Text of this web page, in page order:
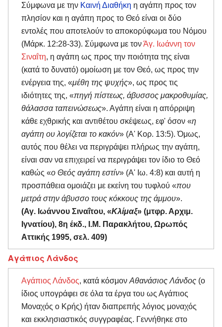
Σύμφωνα με την Καινή Διαθήκη η αγάπη προς τον
πλησίον και η αγάπη προς το Θεό είναι οι δύο
εντολές που αποτελούν το αποκορύφωμα του Νόμου
(Μάρκ. 12:28-33). Σύμφωνα με τονΆγ. Ιωάννη τον
Σιναΐτη, η αγάπη ως προς την ποιότητα της είναι
(κατά το δυνατό) ομοίωση με τον Θεό, ως προς την
ενέργεια της, «μέθη της ψυχής», ως προς τις
ιδιότητες της, «πηγή πίστεως, άβυσσος μακροθυμίας,
θάλασσα ταπεινώσεως». Αγάπη είναι η απόρριψη
κάθε εχθρικής και αντιθέτου σκέψεως, εφ' όσον «η
αγάπη ου λογίζεται το κακόν» (Α' Κορ. 13:5). Όμως,
αυτός που θέλει να περιγράψει πλήρως την αγάπη,
είναι σαν να επιχειρεί να περιγράψει τον ίδιο το Θεό
καθώς «ο Θεός αγάπη εστίν» (Α' Ιω. 4:8) και αυτή η
προσπάθεια ομοιάζει με εκείνη του τυφλού «που
μετρά στην άβυσσο τους κόκκους της άμμου».
(Αγ. Ιωάννου Σιναΐτου, «Κλίμαξ» (μτφρ. Αρχιμ.
Ιγνατίου), 8η έκδ., Ι.Μ. Παρακλήτου, Ωρωπός
Αττικής 1995, σελ. 409)
Αγάπιος Λάνδος
Αγάπιος Λάνδος, κατά κόσμον Αθανάσιος Λάνδος (ο
ίδιος υπογράφει σε όλα τα έργα του ως Αγάπιος
Μοναχός ο Κρής) ήταν διαπρεπής λόγιος μοναχός
και εκκλησιαστικός συγγραφέας. Γεννήθηκε στο